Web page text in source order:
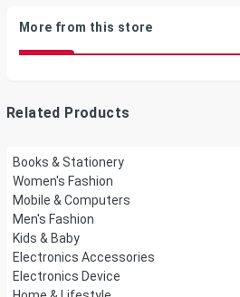
More from this store
Related Products
Books & Stationery
Women's Fashion
Mobile & Computers
Men's Fashion
Kids & Baby
Electronics Accessories
Electronics Device